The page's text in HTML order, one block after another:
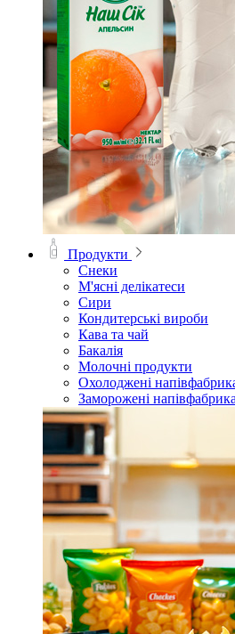
Продукти
Снеки
М'ясні делікатеси
Сири
Кондитерські вироби
Кава та чай
Бакалія
Молочні продукти
Охолоджені
Заморожені